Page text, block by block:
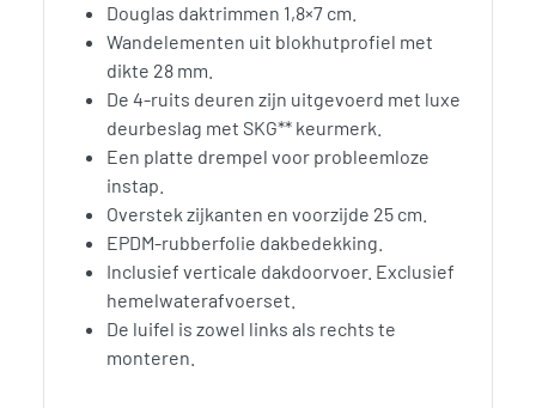
Douglas daktrimmen 1,8×7 cm.
Wandelementen uit blokhutprofiel met
dikte 28 mm.
De 4-ruits deuren zijn uitgevoerd met luxe
deurbeslag met SKG** keurmerk.
Een platte drempel voor probleemloze
instap.
Overstek zijkanten en voorzijde 25 cm.
EPDM-rubberfolie dakbedekking.
Inclusief verticale dakdoorvoer. Exclusief
hemelwaterafvoerset.
De luifel is zowel links als rechts te
monteren.